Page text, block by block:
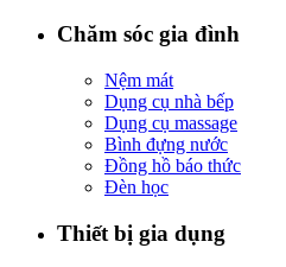
Chăm sóc gia đình
Nệm mát
Dụng cụ nhà bếp
Dụng cụ massage
Bình đựng nước
Đồng hồ báo thức
Đèn học
Thiết bị gia dụng